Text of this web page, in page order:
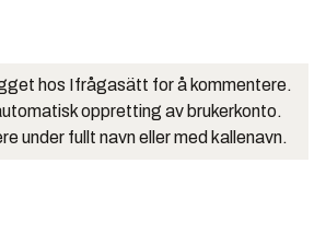
hos Ifrågasätt for å kommentere.
oppretting av brukerkonto.
under fullt navn eller med kallenavn.